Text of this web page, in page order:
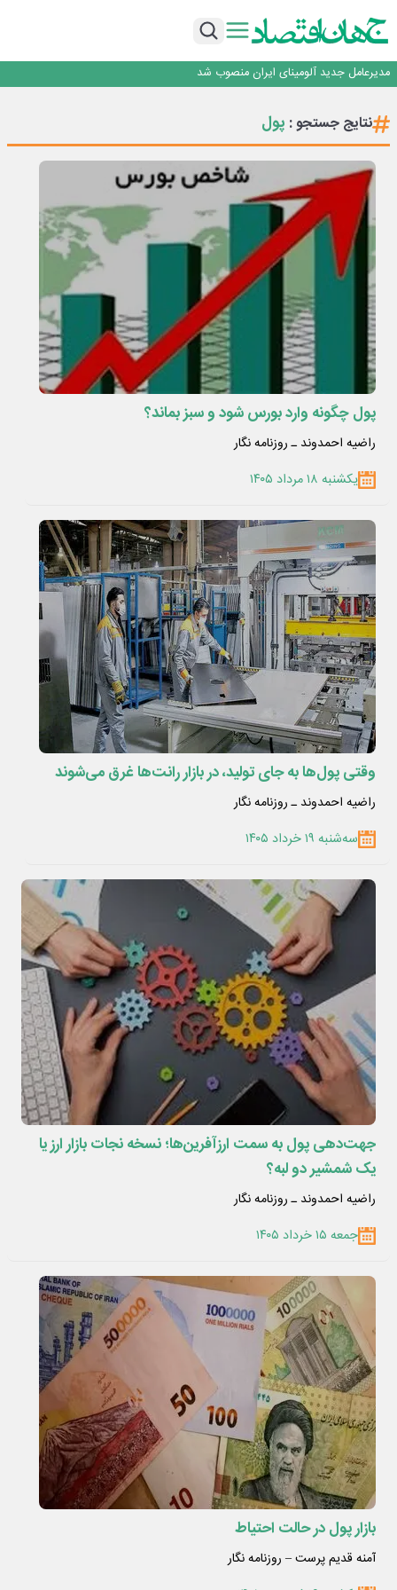
بازگشت فرش ماشینی به اصفهان پس از هفت سال؛ دو نمایشگاه تخصصی در شهر
مدیرعامل جدید آلومینای ایران منصوب شد
رونمایی فولاد غدیر نی ریز از سامانه ی « آقای پولاد»
بازگشت فرش ماشینی به اصفهان پس از هفت سال؛ دو نمایشگاه تخصصی در شهر
نتایج جستجو : پول
پول چگونه وارد بورس شود و سبز بماند؟
راضیه احمدوند ـ روزنامه نگار
یکشنبه ۱۸ مرداد ۱۴۰۵
وقتی پول‌ها به جای تولید، در بازار رانت‌ها غرق می‌شوند
راضیه احمدوند ـ روزنامه نگار
سه‌شنبه ۱۹ خرداد ۱۴۰۵
جهت‌دهی پول به سمت ارزآفرین‌ها؛ نسخه نجات بازار ارز یا
یک شمشیر دو لبه؟
راضیه احمدوند ـ روزنامه نگار
جمعه ۱۵ خرداد ۱۴۰۵
بازار پول در حالت احتیاط
آمنه قدیم پرست – روزنامه نگار